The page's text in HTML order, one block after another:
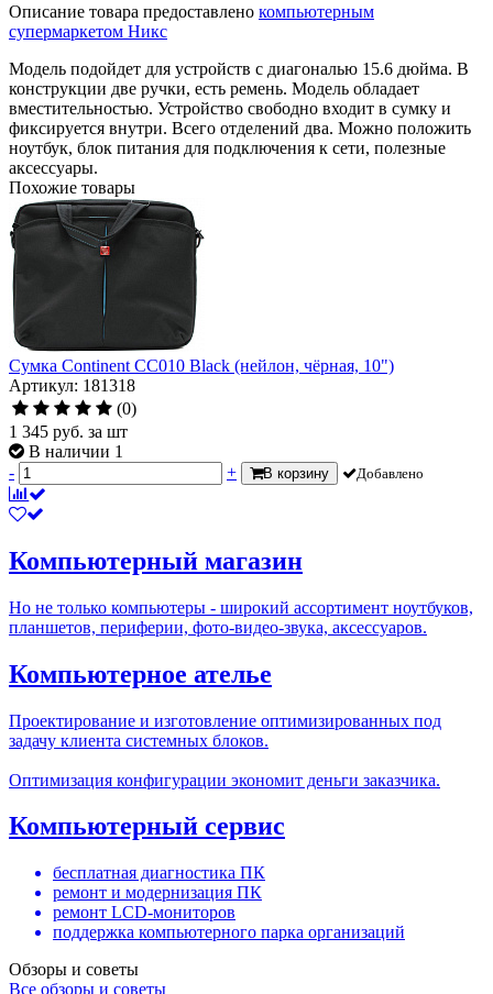
Описание товара предоставлено компьютерным
супермаркетом Никс
Модель подойдет для устройств с диагональю 15.6 дюйма. В
конструкции две ручки, есть ремень. Модель обладает
вместительностью. Устройство свободно входит в сумку и
фиксируется внутри. Всего отделений два. Можно положить
ноутбук, блок питания для подключения к сети, полезные
аксессуары.
Похожие товары
Сумка Continent CC010 Black (нейлон, чёрная, 10")
Артикул: 181318
(0)
1 345 руб. за шт
В наличии 1
-
+ В корзину Добавлено
Компьютерный магазин
Но не только компьютеры - широкий ассортимент ноутбуков,
планшетов, периферии, фото-видео-звука, аксессуаров.
Компьютерное ателье
Проектирование и изготовление оптимизированных под
задачу клиента системных блоков.
Оптимизация конфигурации экономит деньги заказчика.
Компьютерный сервис
бесплатная диагностика ПК
ремонт и модернизация ПК
ремонт LCD-мониторов
поддержка компьютерного парка организаций
Обзоры и советы
Все обзоры и советы